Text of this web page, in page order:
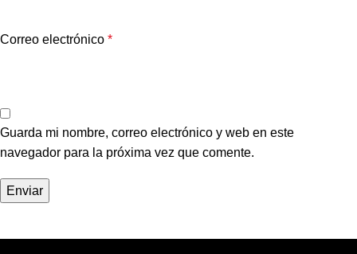
Correo electrónico *
Guarda mi nombre, correo electrónico y web en este
navegador para la próxima vez que comente.